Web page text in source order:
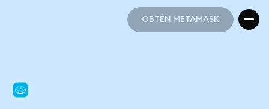
OBTÉN METAMASK